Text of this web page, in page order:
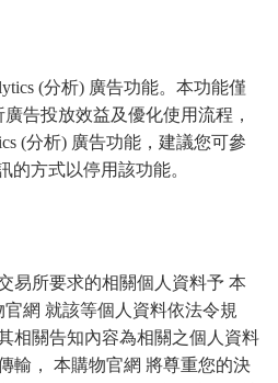
(分析) 廣告功能。本功能僅
告投放效益及優化使用流程，
(分析) 廣告功能，建議您可參
的方式以停用該功能。
易所要求的相關個人資料予 本
網 就該等個人資料依法令規
相關告知內容為相關之個人資料
輸， 本購物官網 將尊重您的決